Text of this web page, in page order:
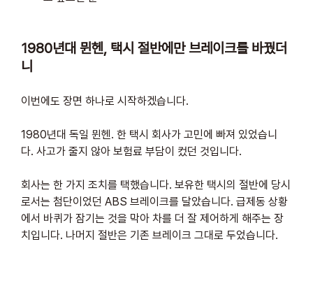
1980년대 뮌헨, 택시 절반에만 브레이크를 바꿨더
니
이번에도 장면 하나로 시작하겠습니다.
1980년대 독일 뮌헨. 한 택시 회사가 고민에 빠져 있었습니
다. 사고가 줄지 않아 보험료 부담이 컸던 것입니다.
회사는 한 가지 조치를 택했습니다. 보유한 택시의 절반에 당시
로서는 첨단이었던 ABS 브레이크를 달았습니다. 급제동 상황
에서 바퀴가 잠기는 것을 막아 차를 더 잘 제어하게 해주는 장
치입니다. 나머지 절반은 기존 브레이크 그대로 두었습니다.